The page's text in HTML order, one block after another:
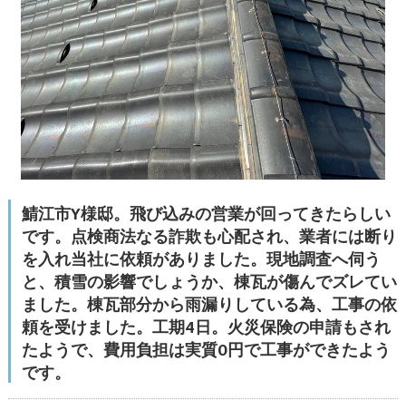
鯖江市Y様邸。飛び込みの営業が回ってきたらしい
です。点検商法なる詐欺も心配され、業者には断り
を入れ当社に依頼がありました。現地調査へ伺う
と、積雪の影響でしょうか、棟瓦が傷んでズレてい
ました。棟瓦部分から雨漏りしている為、工事の依
頼を受けました。工期4日。火災保険の申請もされ
たようで、費用負担は実質0円で工事ができたよう
です。